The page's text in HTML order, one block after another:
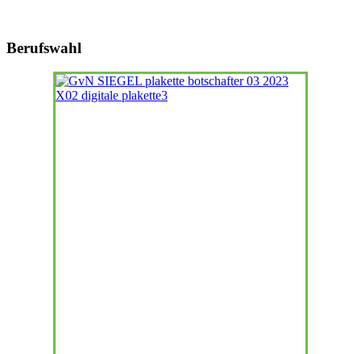
Berufswahl